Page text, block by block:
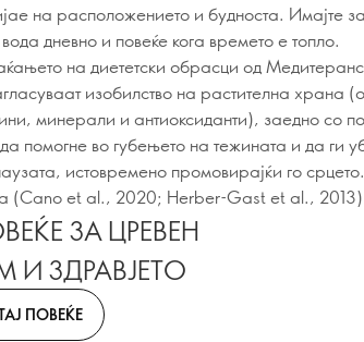
на расположението и будноста. Имајте
дневно и повеќе кога времето е топло.
на диететски обрасци од
изобилство на растителна храна
минерали и антиоксиданти), заедно со
помогне во губењето на тежината и да ги
истовремено промовирајќи го
(Cano et al., 2020; Herber-Gast et al.,
ЗА ЦРЕВЕН
ЗДРАВЈЕТО
ПОВЕЌЕ